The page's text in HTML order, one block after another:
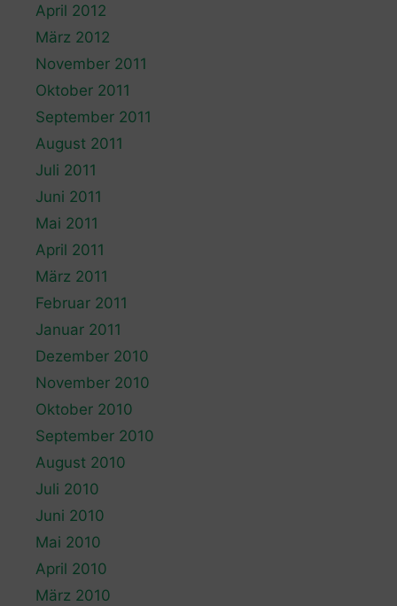
April 2012
März 2012
November 2011
Oktober 2011
September 2011
August 2011
Juli 2011
Juni 2011
Mai 2011
April 2011
März 2011
Februar 2011
Januar 2011
Dezember 2010
November 2010
Oktober 2010
September 2010
August 2010
Juli 2010
Juni 2010
Mai 2010
April 2010
März 2010